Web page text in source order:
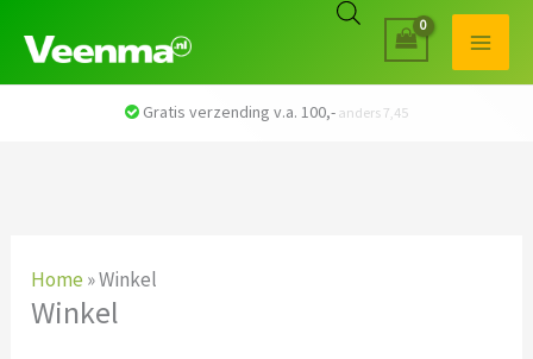
Home »Winkel
Winkel
Gratis verzending v.a. 100,- anders 7,45